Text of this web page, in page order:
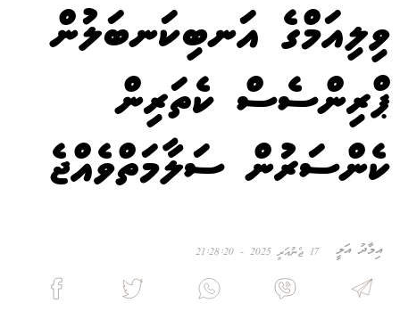
ވިލިއަމްގެ އަނބިކަނބަލުން
ޕްރިންސެސް ކެތަރިން
ކެންސަރުން ސަލާމަތްވެއްޖެ
އިމާދު އަލީ 17 ޖެނުއަރީ 2025 - 21:28:20